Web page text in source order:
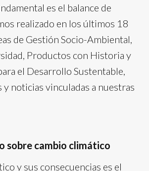
es el balance de
realizado en los últimos 18
de Gestión Socio-Ambiental,
Productos con Historia y
el Desarrollo Sustentable,
noticias vinculadas a nuestras
sobre cambio climático
y sus consecuencias es el